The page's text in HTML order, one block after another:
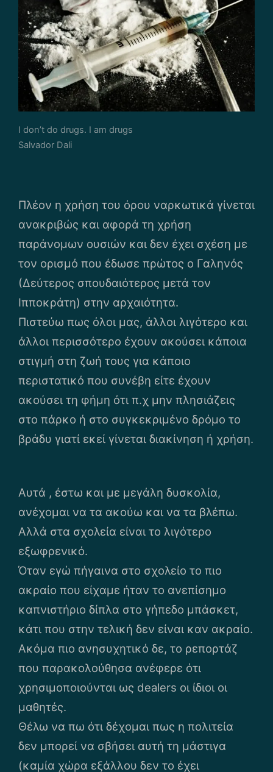
I don’t do drugs. I am drugs
Salvador Dali
Πλέον η χρήση του όρου ναρκωτικά γίνεται
ανακριβώς και αφορά τη χρήση
παράνομων ουσιών και δεν έχει σχέση με
τον ορισμό που έδωσε πρώτος ο Γαληνός
(Δεύτερος σπουδαιότερος μετά τον
Ιπποκράτη) στην αρχαιότητα.
Πιστεύω πως όλοι μας, άλλοι λιγότερο και
άλλοι περισσότερο έχουν ακούσει κάποια
στιγμή στη ζωή τους για κάποιο
περιστατικό που συνέβη είτε έχουν
ακούσει τη φήμη ότι π.χ μην πλησιάζεις
στο πάρκο ή στο συγκεκριμένο δρόμο το
βράδυ γιατί εκεί γίνεται διακίνηση ή χρήση.
Αυτά , έστω και με μεγάλη δυσκολία,
ανέχομαι να τα ακούω και να τα βλέπω.
Αλλά στα σχολεία είναι το λιγότερο
εξωφρενικό.
Όταν εγώ πήγαινα στο σχολείο το πιο
ακραίο που είχαμε ήταν το ανεπίσημο
καπνιστήριο δίπλα στο γήπεδο μπάσκετ,
κάτι που στην τελική δεν είναι καν ακραίο.
Ακόμα πιο ανησυχητικό δε, το ρεπορτάζ
που παρακολούθησα ανέφερε ότι
χρησιμοποιούνται ως dealers οι ίδιοι οι
μαθητές.
Θέλω να πω ότι δέχομαι πως η πολιτεία
δεν μπορεί να σβήσει αυτή τη μάστιγα
(καμία χώρα εξάλλου δεν το έχει